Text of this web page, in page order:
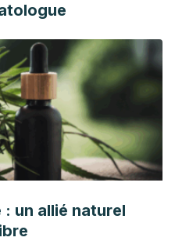
: un allié naturel